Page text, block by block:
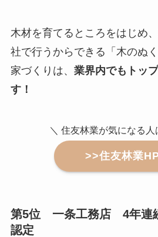
木材を育てるところをはじめ
社で行うからできる「木のぬ
家づくりは、 業界内でもトッ
す！
＼ 住友林業が気になる人
>>住友林業
第5位 一条工務店 4年連
認定